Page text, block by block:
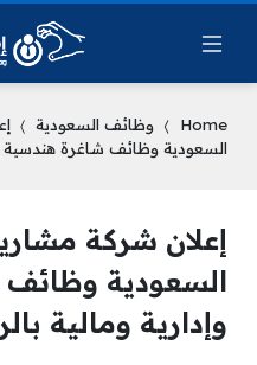
Home وظائف السعودية
السعودية وظائف شاغرة هندسية
إعلان شركة
السعودية
وإدارية ومالية